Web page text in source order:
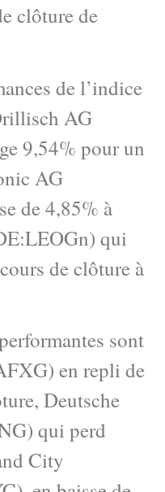
clôture de
de l’indice
AG
9,54% pour un
AG
de 4,85% à
qui
de clôture à
sont
en repli de
Deutsche
qui perd
City